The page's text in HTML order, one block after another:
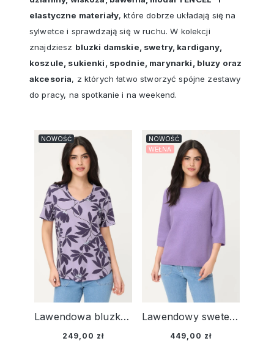
elastyczne materiały, które dobrze układają się na
sylwetce i sprawdzają się w ruchu. W kolekcji
znajdziesz bluzki damskie, swetry, kardigany,
koszule, sukienki, spodnie, marynarki, bluzy oraz
akcesoria, z których łatwo stworzyć spójne zestawy
do pracy, na spotkanie i na weekend.
Lawendowa bluzka damska Hannah z roślinnym wzorem - Smart Casual
249,00 zł
NOWOŚĆ
Lawendowy sweter damski Henny z rękawem 3/4 - Smart Casual
449,00 zł
NOWOŚĆ
WEŁNA